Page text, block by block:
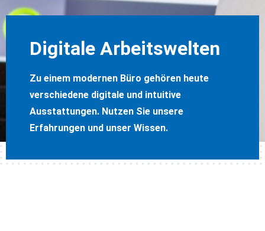
Digitale Arbeitswelten
Zu einem modernen Büro gehören heute
verschiedene digitale und intuitive
Ausstattungen. Nutzen Sie unsere
Erfahrungen und unser Wissen.